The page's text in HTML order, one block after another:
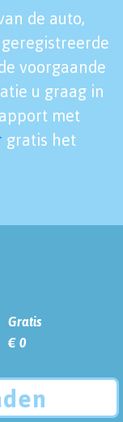
de auto,
voorgaande
u graag in
met
gratis het
Gratis
€ 0